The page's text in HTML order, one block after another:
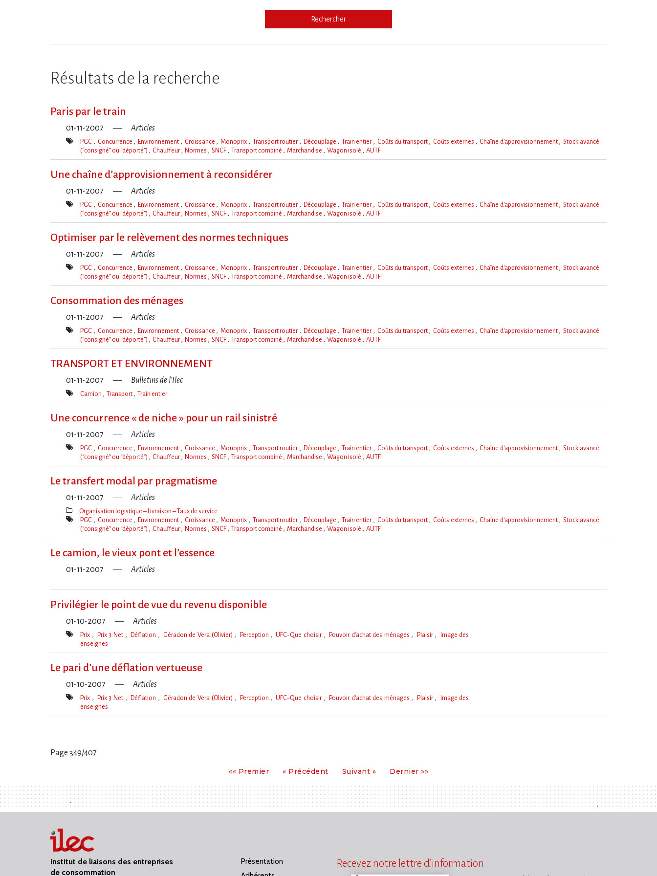
Rechercher
Résultats de la recherche
Paris par le train
01-11-2007 Articles
Mot(s)-
PGC Concurrence Environnement Croissance Monoprix Transport routier Découplage Train entier Coûts du transport Coûts externes Chaîne d'approvisionnement
Stock avancé
(“consigné” ou “déporté”)
Chauffeur Normes SNCF Transport combiné Marchandise Wagon isolé AUTF
Une chaîne d’approvisionnement à reconsidérer
01-11-2007 Articles
Mot(s)-
PGC Concurrence Environnement Croissance Monoprix Transport routier Découplage Train entier Coûts du transport Coûts externes Chaîne d'approvisionnement
Stock avancé
(“consigné” ou “déporté”)
Chauffeur Normes SNCF Transport combiné Marchandise Wagon isolé AUTF
Optimiser par le relèvement des normes techniques
01-11-2007 Articles
Mot(s)-
PGC Concurrence Environnement Croissance Monoprix Transport routier Découplage Train entier Coûts du transport Coûts externes Chaîne d'approvisionnement
Stock avancé
(“consigné” ou “déporté”)
Chauffeur Normes SNCF Transport combiné Marchandise Wagon isolé AUTF
Consommation des ménages
01-11-2007 Articles
Mot(s)-
PGC Concurrence Environnement Croissance Monoprix Transport routier Découplage Train entier Coûts du transport Coûts externes Chaîne d'approvisionnement
Stock avancé
(“consigné” ou “déporté”)
Chauffeur Normes SNCF Transport combiné Marchandise Wagon isolé AUTF
TRANSPORT ET ENVIRONNEMENT
01-11-2007 Bulletins de l'Ilec
Mot(s)-
Camion Transport Train entier
Une concurrence « de niche » pour un rail sinistré
01-11-2007 Articles
Mot(s)-
PGC Concurrence Environnement Croissance Monoprix Transport routier Découplage Train entier Coûts du transport Coûts externes Chaîne d'approvisionnement
Stock avancé
(“consigné” ou “déporté”)
Chauffeur Normes SNCF Transport combiné Marchandise Wagon isolé AUTF
Le transfert modal par pragmatisme
01-11-2007 Articles
Thèmes(s)
Organisation logistique – Livraison – Taux de service
Mot(s)-
PGC Concurrence Environnement Croissance Monoprix Transport routier Découplage Train entier Coûts du transport Coûts externes Chaîne d'approvisionnement
Stock avancé
(“consigné” ou “déporté”)
Chauffeur Normes SNCF Transport combiné Marchandise Wagon isolé AUTF
Le camion, le vieux pont et l’essence
01-11-2007 Articles
Privilégier le point de vue du revenu disponible
01-10-2007 Articles
Mot(s)-
Prix Prix 3 Net Déflation Géradon de Vera (Olivier) Perception UFC-Que choisir Pouvoir d'achat des ménages Plaisir
Image des
enseignes
Le pari d’une déflation vertueuse
01-10-2007 Articles
Mot(s)-
Prix Prix 3 Net Déflation Géradon de Vera (Olivier) Perception UFC-Que choisir Pouvoir d'achat des ménages Plaisir
Image des
enseignes
Page 349/407
«« PremierPremier
« PrécédentPrécédent
Suivant
Suivant » Dernier
Dernier »»
Institut de liaisons des entreprises
de consommation
Présentation
Recevez notre lettre d’information